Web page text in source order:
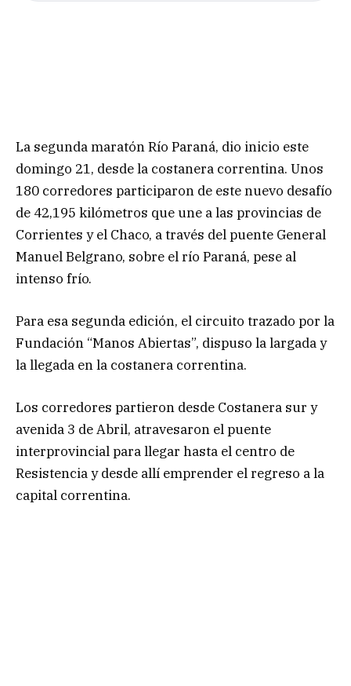
La segunda maratón Río Paraná, dio inicio este
domingo 21, desde la costanera correntina. Unos
180 corredores participaron de este nuevo desafío
de 42,195 kilómetros que une a las provincias de
Corrientes y el Chaco, a través del puente General
Manuel Belgrano, sobre el río Paraná, pese al
intenso frío.
Para esa segunda edición, el circuito trazado por la
Fundación “Manos Abiertas”, dispuso la largada y
la llegada en la costanera correntina.
Los corredores partieron desde Costanera sur y
avenida 3 de Abril, atravesaron el puente
interprovincial para llegar hasta el centro de
Resistencia y desde allí emprender el regreso a la
capital correntina.